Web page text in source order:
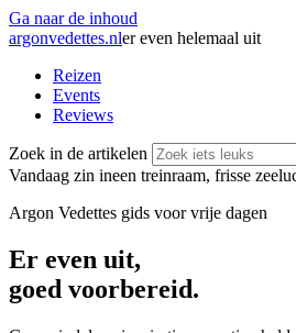
Ga naar de inhoud
argonvedettes.nler even helemaal uit
Reizen
Events
Reviews
Zoek in de artikelen
Vandaag zin ineen treinraam, frisse
Argon Vedettes gids voor vrije dagen
Er even uit,
goed voorbereid.